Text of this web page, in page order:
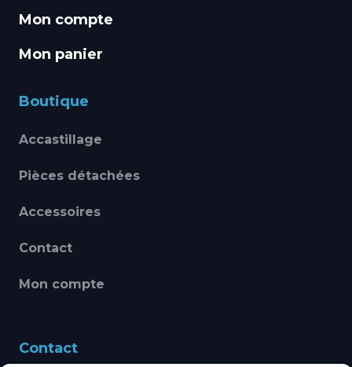
Mon compte
Mon panier
Boutique
Accastillage
Pièces détachées
Accessoires
Contact
Mon compte
Contact